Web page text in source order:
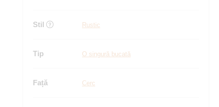
Stil Rustic
Tip O singură bucată
Față Cerc